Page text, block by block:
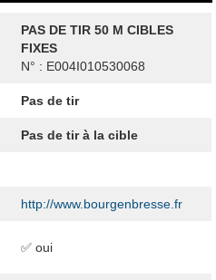
PAS DE TIR 50 M CIBLES
FIXES
N° : E004I010530068
Pas de tir
Pas de tir à la cible
http://www.bourgenbresse.fr
✅ oui